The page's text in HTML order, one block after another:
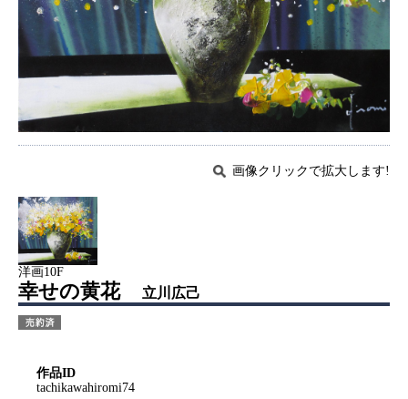
画像クリックで拡大します!
洋画10F
幸せの黄花 立川広己
作品ID
tachikawahiromi74